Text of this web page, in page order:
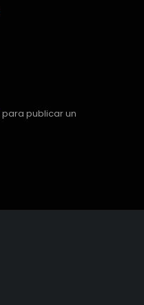
para publicar un